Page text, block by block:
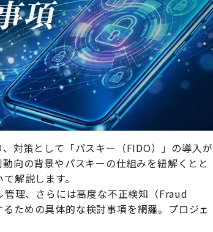
対策として「パスキー（FIDO）」の導入が
向の背景やパスキーの仕組みを紐解くとと
解説します。
理、さらには高度な不正検知（Fraud
ための具体的な検討事項を網羅。プロジェ